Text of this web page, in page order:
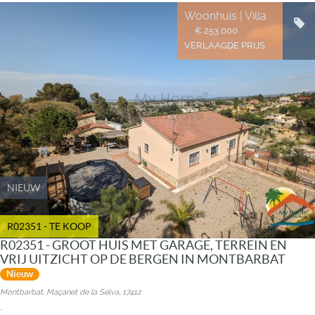
NIEUW
R02351 - TE KOOP
Woonhuis | Villa
€ 253.000
VERLAAGDE PRIJS
R02351 - GROOT HUIS MET GARAGE, TERREIN EN
VRIJ UITZICHT OP DE BERGEN IN MONTBARBAT
Nieuw
Montbarbat, Maçanet de la Selva, 17412
.